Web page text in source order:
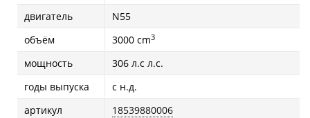
двигатель
N55
объём
3000 cm3
мощность
306 л.с л.с.
годы выпуска
с н.д.
артикул
18539880006